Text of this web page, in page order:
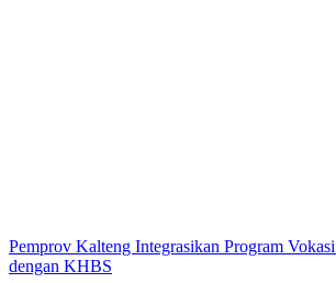
Pemprov Kalteng Integrasikan Program
dengan KHBS